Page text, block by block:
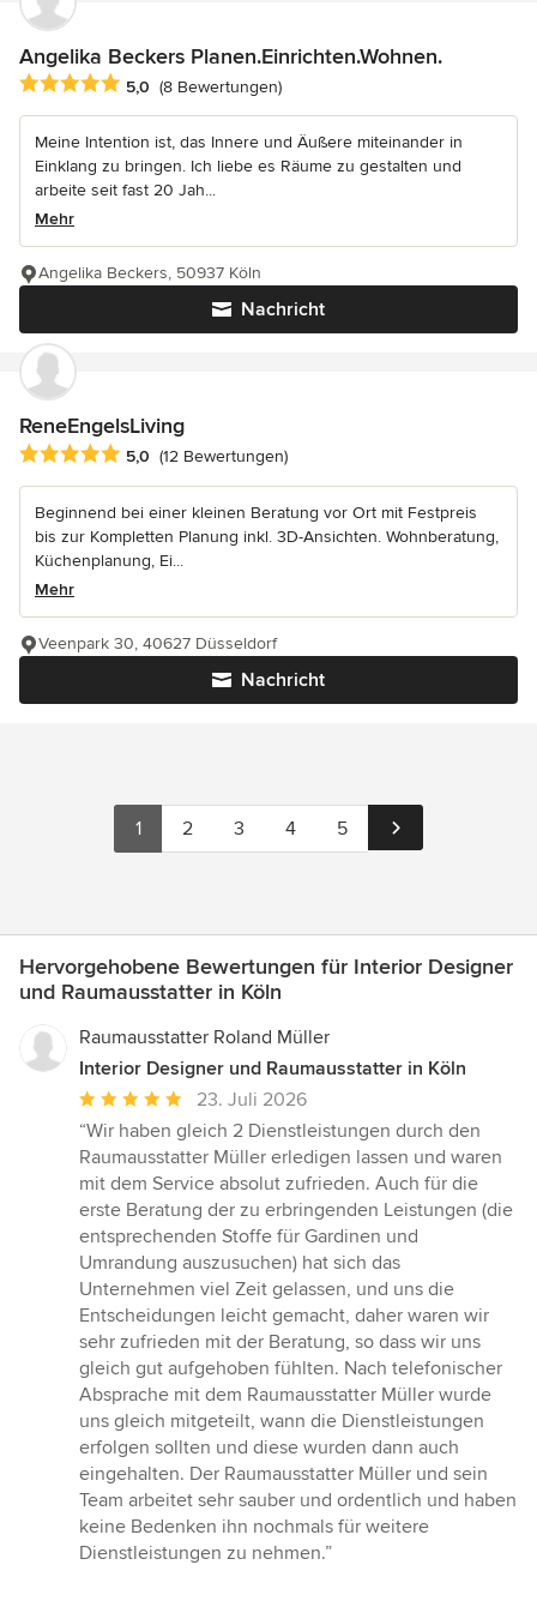
Angelika Beckers Planen.Einrichten.Wohnen.
Durchschnittliche Bewertung: 5 von 5 Sternen
5,0 (8 Bewertungen)
Meine Intention ist, das Innere und Äußere miteinander in
Einklang zu bringen. Ich liebe es Räume zu gestalten und
arbeite seit fast 20 Jah...
Mehr
Nachricht
Angelika Beckers, 50937 Köln
ReneEngelsLiving
Durchschnittliche Bewertung: 5 von 5 Sternen
5,0 (12 Bewertungen)
Beginnend bei einer kleinen Beratung vor Ort mit Festpreis
bis zur Kompletten Planung inkl. 3D-Ansichten. Wohnberatung,
Küchenplanung, Ei...
Mehr
Nachricht
Veenpark 30, 40627 Düsseldorf
1 2 3 4 5
Hervorgehobene Bewertungen für Interior Designer
und Raumausstatter in Köln
Raumausstatter Roland Müller
Interior Designer und Raumausstatter in Köln
Durchschnittliche
Bewertung:
5
von
5
Sternen
23. Juli 2026
“Wir haben gleich 2 Dienstleistungen durch den
Raumausstatter Müller erledigen lassen und waren
mit dem Service absolut zufrieden. Auch für die
erste Beratung der zu erbringenden Leistungen (die
entsprechenden Stoffe für Gardinen und
Umrandung auszusuchen) hat sich das
Unternehmen viel Zeit gelassen, und uns die
Entscheidungen leicht gemacht, daher waren wir
sehr zufrieden mit der Beratung, so dass wir uns
gleich gut aufgehoben fühlten. Nach telefonischer
Absprache mit dem Raumausstatter Müller wurde
uns gleich mitgeteilt, wann die Dienstleistungen
erfolgen sollten und diese wurden dann auch
eingehalten. Der Raumausstatter Müller und sein
Team arbeitet sehr sauber und ordentlich und haben
keine Bedenken ihn nochmals für weitere
Dienstleistungen zu nehmen.”